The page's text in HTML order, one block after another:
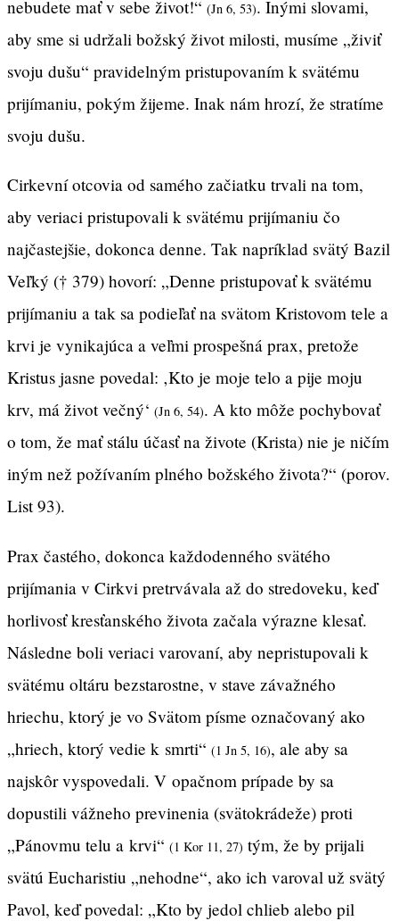
nebudete mať v sebe život!“ (Jn 6, 53). Inými slovami,
aby sme si udržali božský život milosti, musíme „živiť
svoju dušu“ pravidelným pristupovaním k svätému
prijímaniu, pokým žijeme. Inak nám hrozí, že stratíme
svoju dušu.
Cirkevní otcovia od samého začiatku trvali na tom,
aby veriaci pristupovali k svätému prijímaniu čo
najčastejšie, dokonca denne. Tak napríklad svätý Bazil
Veľký († 379) hovorí: „Denne pristupovať k svätému
prijímaniu a tak sa podieľať na svätom Kristovom tele a
krvi je vynikajúca a veľmi prospešná prax, pretože
Kristus jasne povedal: ‚Kto je moje telo a pije moju
krv, má život večný‘ (Jn 6, 54). A kto môže pochybovať
o tom, že mať stálu účasť na živote (Krista) nie je ničím
iným než požívaním plného božského života?“ (porov.
List 93).
Prax častého, dokonca každodenného svätého
prijímania v Cirkvi pretrvávala až do stredoveku, keď
horlivosť kresťanského života začala výrazne klesať.
Následne boli veriaci varovaní, aby nepristupovali k
svätému oltáru bezstarostne, v stave závažného
hriechu, ktorý je vo Svätom písme označovaný ako
„hriech, ktorý vedie k smrti“ (1 Jn 5, 16), ale aby sa
najskôr vyspovedali. V opačnom prípade by sa
dopustili vážneho previnenia (svätokrádeže) proti
„Pánovmu telu a krvi“ (1 Kor 11, 27) tým, že by prijali
svätú Eucharistiu „nehodne“, ako ich varoval už svätý
Pavol, keď povedal: „Kto by jedol chlieb alebo pil